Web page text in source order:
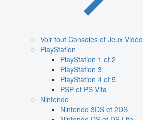
Voir tout Consoles et Jeux Vidéo
PlayStation
PlayStation 1 et 2
PlayStation 3
PlayStation 4 et 5
PSP et PS Vita
Nintendo
Nintendo 3DS et 2DS